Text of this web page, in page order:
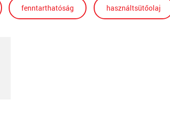
fenntarthatóság használtsütőolaj